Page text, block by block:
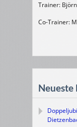
Trainer:
Co-Trainer:
Neueste